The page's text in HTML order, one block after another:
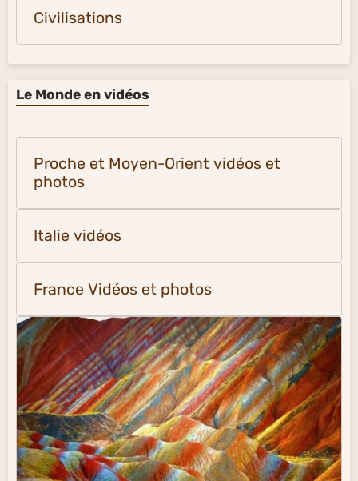
Civilisations
Le Monde en vidéos
Proche et Moyen-Orient vidéos et
photos
Italie vidéos
France Vidéos et photos